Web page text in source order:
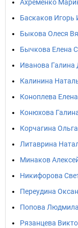
Ахременко
Баскаков Игорь
Быкова Олеся
Бычкова Елена
Иванова Галина
Калинина
Коноплева
Конюхова
Корчагина
Литаврина
Минаков
Никифорова
Переудина
Попова
Рязанцева